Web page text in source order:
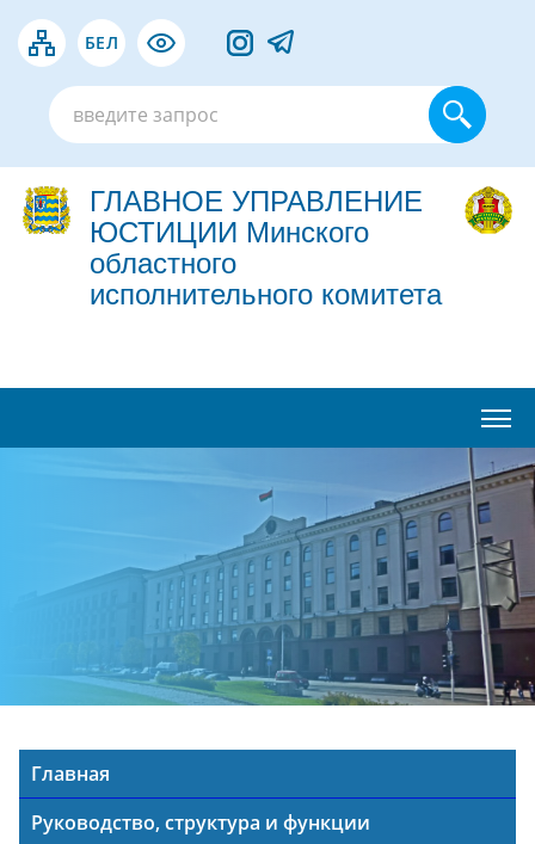
БЕЛ
ГЛАВНОЕ УПРАВЛЕНИЕ
ЮСТИЦИИ Минского
областного
исполнительного комитета
Главная
Руководство, структура и функции